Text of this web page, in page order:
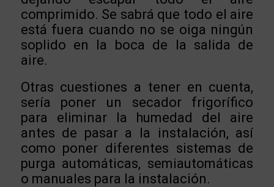
comprimido. Se sabrá que todo el aire
está fuera cuando no se oiga ningún
soplido en la boca de la salida de
aire.
Otras cuestiones a tener en cuenta,
sería poner un secador frigorífico
para eliminar la humedad del aire
antes de pasar a la instalación, así
como poner diferentes sistemas de
purga automáticas, semiautomáticas
o manuales para la instalación.